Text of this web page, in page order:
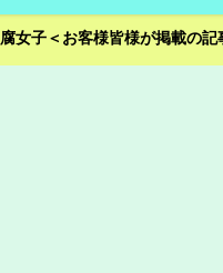
腐女子＜お客様皆様が掲載の